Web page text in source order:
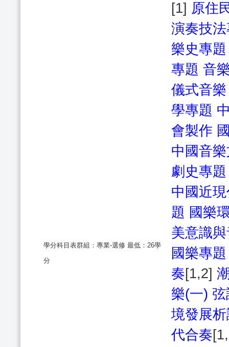
學分科目表群組：專業-選修 最低：26學
分
[1] 原住
演奏技
樂史專題
專題 音
儀式音樂
學專題
會製作
中國音
劇史專題
中國近
題 國樂
美意識
國樂專題
奏[1,2]
樂(一) 弦
境發展
代合奏